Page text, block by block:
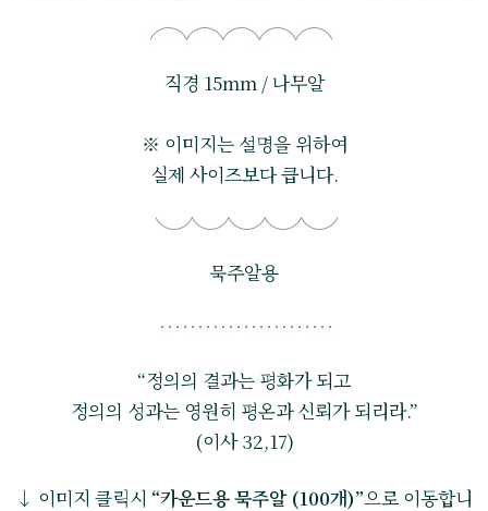
직경 15mm / 나무알
※ 이미지는 설명을 위하여
실제 사이즈보다 큽니다.
묵주알용
“정의의 결과는 평화가 되고
정의의 성과는 영원히 평온과 신뢰가 되리라.”
(이사 32,17)
↓ 이미지 클릭시 “카운드용 묵주알 (100개)”으로 이동합니